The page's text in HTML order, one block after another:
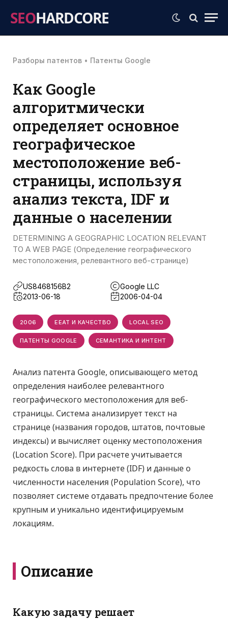
SEOHARDCORE
Разборы патентов • Патенты Google
Как Google
алгоритмически
определяет основное
географическое
местоположение веб-
страницы, используя
анализ текста, IDF и
данные о населении
DETERMINING A GEOGRAPHIC LOCATION RELEVANT
TO A WEB PAGE (Определение географического
местоположения, релевантного веб-странице)
US8468156B2
Google LLC
2013-06-18
2006-04-04
2006 EEAT И КАЧЕСТВО LOCAL SEO
ПАТЕНТЫ GOOGLE СЕМАНТИКА И ИНТЕНТ
Анализ патента Google, описывающего метод
определения наиболее релевантного
географического местоположения для веб-
страницы. Система анализирует текст на
странице (названия городов, штатов, почтовые
индексы) и вычисляет оценку местоположения
(Location Score). При расчете учитывается
редкость слова в интернете (IDF) и данные о
численности населения (Population Score), что
позволяет системе отдавать предпочтение более
крупным и уникально идентифицируемым
локациям.
Описание
Какую задачу решает